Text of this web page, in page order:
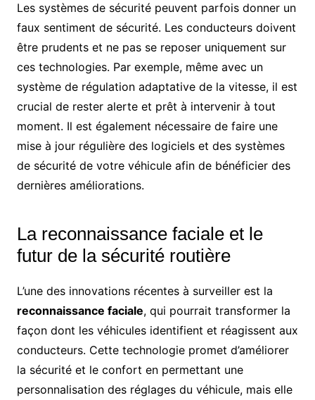
Les systèmes de sécurité peuvent parfois donner un
faux sentiment de sécurité. Les conducteurs doivent
être prudents et ne pas se reposer uniquement sur
ces technologies. Par exemple, même avec un
système de régulation adaptative de la vitesse, il est
crucial de rester alerte et prêt à intervenir à tout
moment. Il est également nécessaire de faire une
mise à jour régulière des logiciels et des systèmes
de sécurité de votre véhicule afin de bénéficier des
dernières améliorations.
La reconnaissance faciale et le
futur de la sécurité routière
L’une des innovations récentes à surveiller est la
reconnaissance faciale, qui pourrait transformer la
façon dont les véhicules identifient et réagissent aux
conducteurs. Cette technologie promet d’améliorer
la sécurité et le confort en permettant une
personnalisation des réglages du véhicule, mais elle